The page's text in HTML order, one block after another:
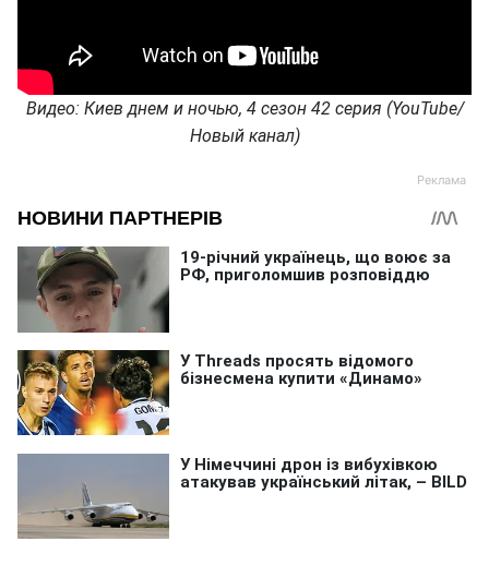
Видео: Киев днем и ночью, 4 сезон 42 серия (YouTube/
Новый канал)